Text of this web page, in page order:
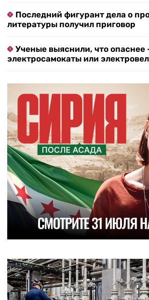
Последний фигурант дела о
литературы получил приговор
Ученые выяснили, что опаснее
электросамокаты или